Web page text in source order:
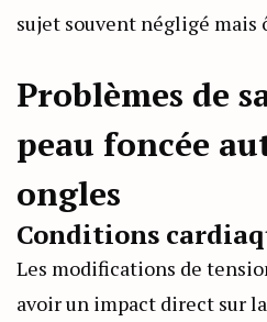
sujet souvent négligé mais
Problèmes de
peau foncée
ongles
Conditions
Les modifications de
avoir un impact direct sur